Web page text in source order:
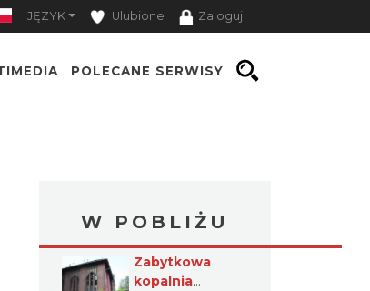
JĘZYK Ulubione Zaloguj
POLECANE SERWISY
W POBLIŻU
Zabytkowa
kopalnia